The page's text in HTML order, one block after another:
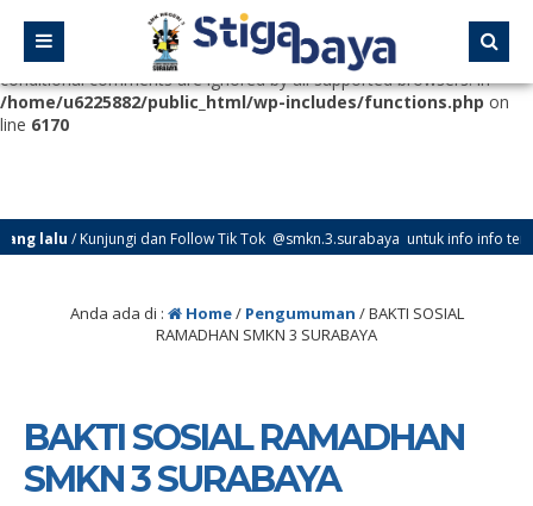
Deprecated
: Function WP_Dependencies->add_data() was called
with an argument that is
deprecated
since version 6.9.0! IE
conditional comments are ignored by all supported browsers. in
/home/u6225882/public_html/wp-includes/functions.php on
line 6170
/ Kunjungi dan Follow Tik Tok @smkn.3.surabaya untuk info info terbaru
/ Kunjungi dan Follow Instagram @official_osissmkn3sby dan
Anda ada di : Home/ Pengumuman /BAKTI SOSIAL
RAMADHAN SMKN 3 SURABAYA
BAKTI SOSIAL RAMADHAN
SMKN 3 SURABAYA